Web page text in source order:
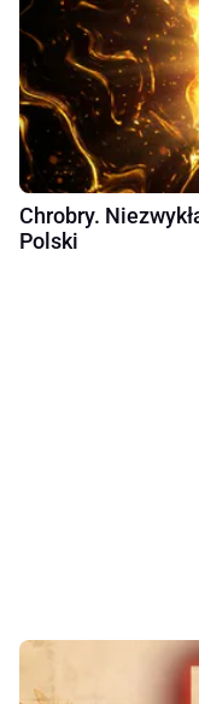
Chrobry.
Polski